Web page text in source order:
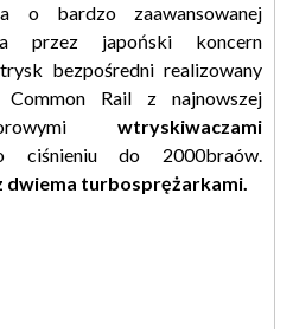
o bardzo zaawansowanej
przez japoński koncern
bezpośredni realizowany
Rail z najnowszej
wtryskiwaczami
ciśnieniu do 2000braów.
dwiema turbosprężarkami.